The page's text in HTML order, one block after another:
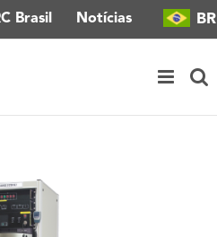
Brasil Notícias BR